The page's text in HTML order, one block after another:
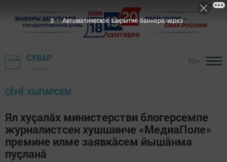
СУВАР
ÇӖНӖ ХЫПАРСЕМ
Ял хуçалӑх министерстви блогерсемпе
журналистсен хушшинче «МедиаПоле»
премине илме заявкӑсем йышӑнма
пуçланӑ
1 Автоматическое закрытие баннера через